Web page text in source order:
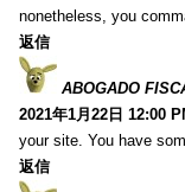
nonetheless, you
返信
ABOGADO
2021年1月22日 12:00
your site. You have
返信